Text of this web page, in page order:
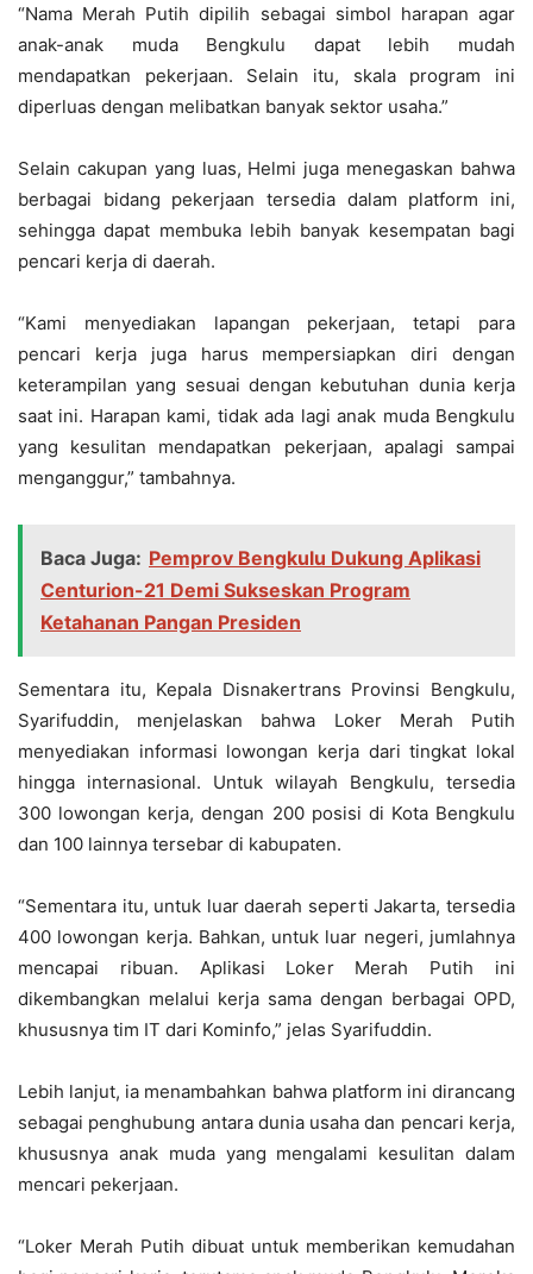
“Nama Merah Putih dipilih sebagai simbol harapan agar
anak-anak muda Bengkulu dapat lebih mudah
mendapatkan pekerjaan. Selain itu, skala program ini
diperluas dengan melibatkan banyak sektor usaha.”
Selain cakupan yang luas, Helmi juga menegaskan bahwa
berbagai bidang pekerjaan tersedia dalam platform ini,
sehingga dapat membuka lebih banyak kesempatan bagi
pencari kerja di daerah.
“Kami menyediakan lapangan pekerjaan, tetapi para
pencari kerja juga harus mempersiapkan diri dengan
keterampilan yang sesuai dengan kebutuhan dunia kerja
saat ini. Harapan kami, tidak ada lagi anak muda Bengkulu
yang kesulitan mendapatkan pekerjaan, apalagi sampai
menganggur,” tambahnya.
Baca Juga: Pemprov Bengkulu Dukung Aplikasi
Centurion-21 Demi Sukseskan Program
Ketahanan Pangan Presiden
Sementara itu, Kepala Disnakertrans Provinsi Bengkulu,
Syarifuddin, menjelaskan bahwa Loker Merah Putih
menyediakan informasi lowongan kerja dari tingkat lokal
hingga internasional. Untuk wilayah Bengkulu, tersedia
300 lowongan kerja, dengan 200 posisi di Kota Bengkulu
dan 100 lainnya tersebar di kabupaten.
“Sementara itu, untuk luar daerah seperti Jakarta, tersedia
400 lowongan kerja. Bahkan, untuk luar negeri, jumlahnya
mencapai ribuan. Aplikasi Loker Merah Putih ini
dikembangkan melalui kerja sama dengan berbagai OPD,
khususnya tim IT dari Kominfo,” jelas Syarifuddin.
Lebih lanjut, ia menambahkan bahwa platform ini dirancang
sebagai penghubung antara dunia usaha dan pencari kerja,
khususnya anak muda yang mengalami kesulitan dalam
mencari pekerjaan.
“Loker Merah Putih dibuat untuk memberikan kemudahan